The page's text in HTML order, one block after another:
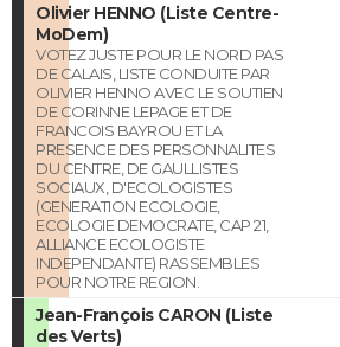
Olivier HENNO (Liste Centre-
MoDem)
VOTEZ JUSTE POUR LE NORD PAS
DE CALAIS, LISTE CONDUITE PAR
OLIVIER HENNO AVEC LE SOUTIEN
DE CORINNE LEPAGE ET DE
FRANCOIS BAYROU ET LA
PRESENCE DES PERSONNALITES
DU CENTRE, DE GAULLISTES
SOCIAUX, D'ECOLOGISTES
(GENERATION ECOLOGIE,
ECOLOGIE DEMOCRATE, CAP 21,
ALLIANCE ECOLOGISTE
INDEPENDANTE) RASSEMBLES
POUR NOTRE REGION.
Jean-François CARON (Liste
des Verts)